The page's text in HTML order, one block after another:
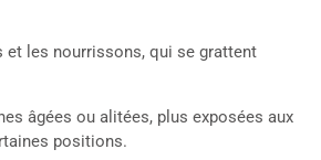
et les nourrissons, qui se grattent
âgées ou alitées, plus exposées aux
positions.